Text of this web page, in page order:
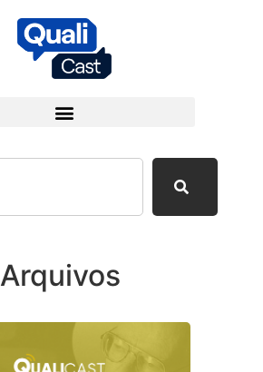
Arquivos